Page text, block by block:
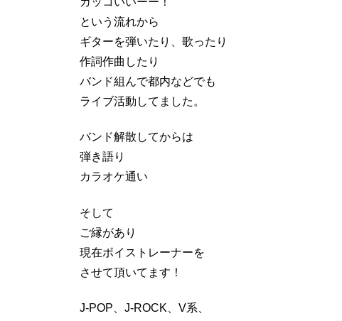
という流れから
ギターを弾いたり、歌ったり
作詞作曲したり
バンド組んで都内などでも
ライブ活動してました。
バンド解散してからは
弾き語り
カラオケ通い
そして
ご縁があり
現在ボイストレーナーを
させて頂いてます！
J-POP、J-ROCK、V系、